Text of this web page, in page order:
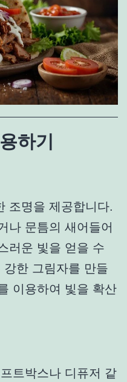
하기
조명을 제공합니다.
나 문틈의 새어들어
러운 빛을 얻을 수
한 그림자를 만들
이용하여 빛을 확산
트박스나 디퓨저 같